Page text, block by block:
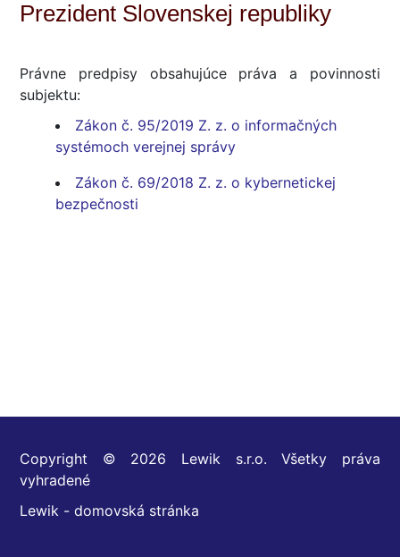
Prezident Slovenskej republiky
Právne predpisy obsahujúce práva a povinnosti
subjektu:
Zákon č. 95/2019 Z. z. o informačných
systémoch verejnej správy
Zákon č. 69/2018 Z. z. o kybernetickej
bezpečnosti
Copyright © 2026 Lewik s.r.o. Všetky práva
vyhradené
Lewik - domovská stránka